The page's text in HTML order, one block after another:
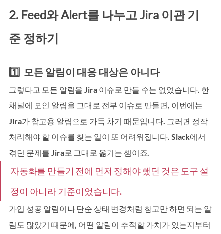
2. Feed와 Alert를 나누고 Jira 이관 기
준 정하기
1️⃣  모든 알림이 대응 대상은 아니다
그렇다고 모든 알림을 Jira 이슈로 만들 수는 없었습니다. 한
채널에 모인 알림을 그대로 전부 이슈로 만들면, 이번에는
Jira가 참고용 알림으로 가득 차기 때문입니다. 그러면 정작
처리해야 할 이슈를 찾는 일이 또 어려워집니다. Slack에서
겪던 문제를 Jira로 그대로 옮기는 셈이죠.
자동화를 만들기 전에 먼저 정해야 했던 것은 도구 설
정이 아니라 기준이었습니다.
가입 성공 알림이나 단순 상태 변경처럼 참고만 하면 되는 알
림도 많았기 때문에, 어떤 알림이 추적할 가치가 있는지부터